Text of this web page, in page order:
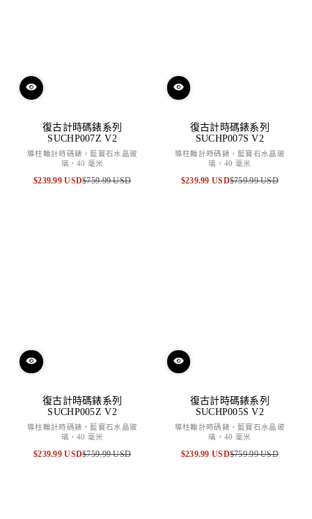
復古計時碼錶系列
SUCHP007Z V2
導柱輪計時碼錶，藍寶石水晶玻
璃，40 毫米
特
$239.99 USD
原
$759.99 USD
復古計時碼錶系列
SUCHP007S V2
導柱輪計時碼錶，藍寶石水晶玻
璃，40 毫米
特
$239.99 USD
原
$759.99 USD
復古計時碼錶系列
SUCHP005Z V2
導柱輪計時碼錶，藍寶石水晶玻
璃，40 毫米
特
$239.99 USD
原
$759.99 USD
復古計時碼錶系列
SUCHP005S V2
導柱輪計時碼錶，藍寶石水晶玻
璃，40 毫米
特
$239.99 USD
原
$759.99 USD